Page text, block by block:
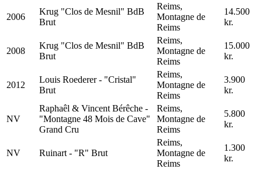
2006
Krug "Clos de Mesnil" BdB
Brut
Reims,
Montagne de
Reims
14.500
kr.
2008
Krug "Clos de Mesnil" BdB
Brut
Reims,
Montagne de
Reims
15.000
kr.
2012
Louis Roederer - "Cristal"
Brut
Reims,
Montagne de
Reims
3.900
kr.
NV
Raphaêl & Vincent Bérêche -
"Montagne 48 Mois de Cave"
Grand Cru
Reims,
Montagne de
Reims
5.800
kr.
NV Ruinart - "R" Brut
Reims,
Montagne de
Reims
1.300
kr.